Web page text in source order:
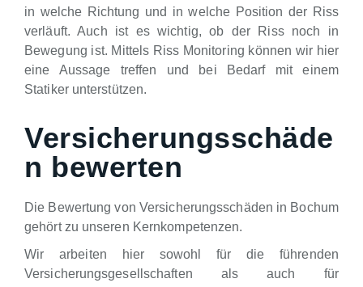
in welche Richtung und in welche Position der Riss
verläuft. Auch ist es wichtig, ob der Riss noch in
Bewegung ist. Mittels Riss Monitoring können wir hier
eine Aussage treffen und bei Bedarf mit einem
Statiker unterstützen.
Versicherungsschäde
n bewerten
Die Bewertung von Versicherungsschäden in Bochum
gehört zu unseren Kernkompetenzen.
Wir arbeiten hier sowohl für die führenden
Versicherungsgesellschaften als auch für